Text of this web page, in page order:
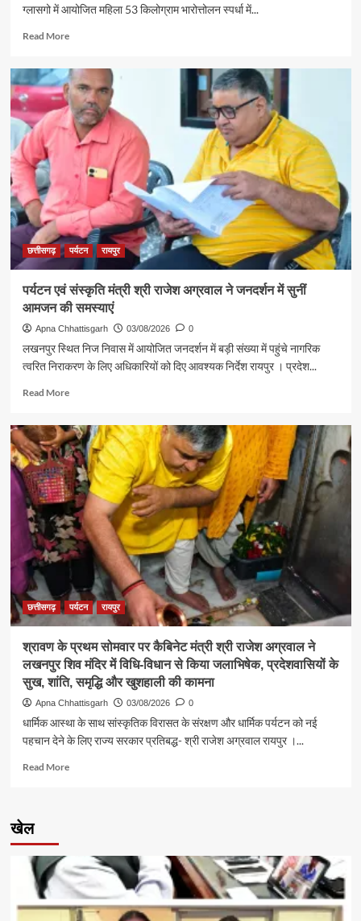
रामलला
बाबा
के
दर्शन
के
लिए
रवाना
ग्लासगो में आयोजित महिला 53 किलोग्राम भारोत्तोलन स्पर्धा में...
Read MoreRead
रजत
पदक
विजेता
ज्ञानेश्वरी
यादव
मंत्री
गजेंद्र
यादव
ने
की
छत्तीसगढ़ पर्यटन रायपुर
पर्यटन एवं संस्कृति मंत्री श्री राजेश अग्रवाल ने जनदर्शन में सुनीं
आमजन की समस्याएं
Apna Chhattisgarh 03/08/2026 0
लखनपुर स्थित निज निवास में आयोजित जनदर्शन में बड़ी संख्या में पहुंचे नागरिक
त्वरित निराकरण के लिए अधिकारियों को दिए आवश्यक निर्देश रायपुर । प्रदेश...
Read MoreRead
पर्यटन
एवं
संस्कृति
मंत्री
श्री
राजेश
अग्रवाल
ने
जनदर्शन
सुनीं
आमजन
की
छत्तीसगढ़ पर्यटन रायपुर
श्रावण के प्रथम सोमवार पर कैबिनेट मंत्री श्री राजेश अग्रवाल ने
लखनपुर शिव मंदिर में विधि-विधान से किया जलाभिषेक, प्रदेशवासियों के
सुख, शांति, समृद्धि और खुशहाली की कामना
Apna Chhattisgarh 03/08/2026 0
धार्मिक आस्था के साथ सांस्कृतिक विरासत के संरक्षण और धार्मिक पर्यटन को नई
पहचान देने के लिए राज्य सरकार प्रतिबद्ध- श्री राजेश अग्रवाल रायपुर ।...
Read MoreRead
सोमवार
पर
कैबिनेट
मंत्री
श्री
खेल